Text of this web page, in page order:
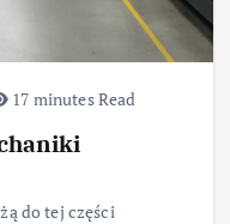
17 minutes Read
do tej części